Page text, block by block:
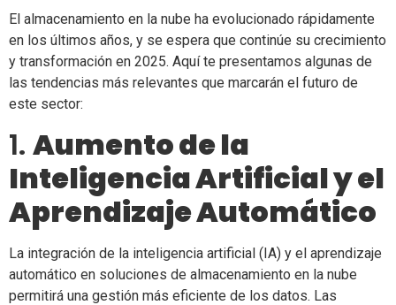
El almacenamiento en la nube ha evolucionado rápidamente
en los últimos años, y se espera que continúe su crecimiento
y transformación en 2025. Aquí te presentamos algunas de
las tendencias más relevantes que marcarán el futuro de
este sector:
1. Aumento de la
Inteligencia Artificial y el
Aprendizaje Automático
La integración de la inteligencia artificial (IA) y el aprendizaje
automático en soluciones de almacenamiento en la nube
permitirá una gestión más eficiente de los datos. Las